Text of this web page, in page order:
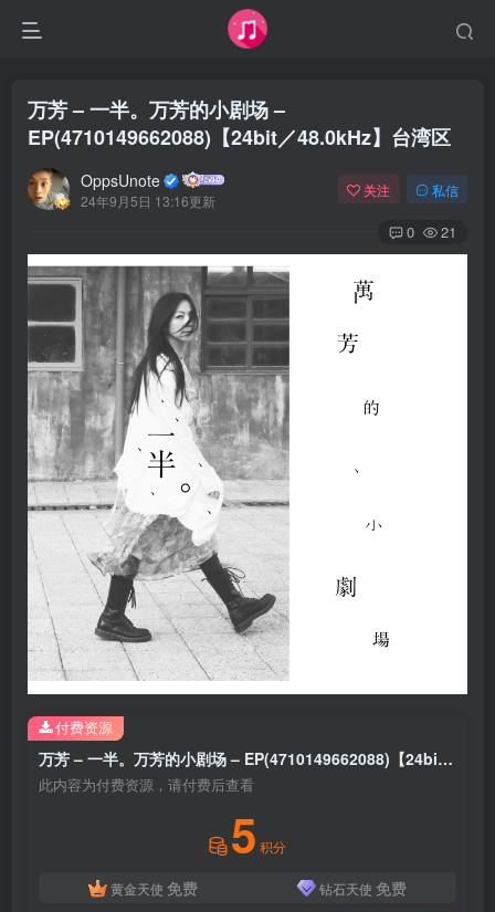
万芳 – 一半。万芳的小剧场 –
EP(4710149662088)【24bit／48.0kHz】台湾区
OppsUnote
24年9月5日 13:16更新
关注 私信
0 21
万芳 – 一半。万芳的小剧场 – EP(4710149662088)【24bit／48.0kHz】台湾区
此内容为付费资源，请付费后查看
5 积分
黄金天使 免费 钻石天使 免费
付费资源